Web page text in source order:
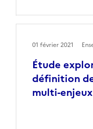
Étude
définition
multi-enjeux
01 février 2021